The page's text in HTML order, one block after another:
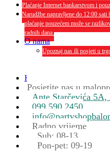
Plaćanje Internet bankarstvom i
Narudžbe napravljene do 12:00
plaćanje pouzećem može se
radnih dana.
O nama
Upoznaj nas ili posjeti u
dekoriranja interijera i
Kontakt
Posjetite nas u
Ante Starčevića
099 590 2450
Radno vrijeme
Sub: 08-13
Pon-pet: 09-19